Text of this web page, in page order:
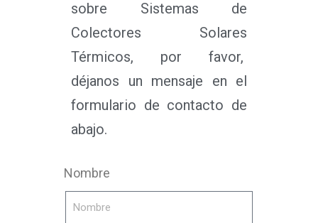
sobre Sistemas de
Colectores Solares
Térmicos, por favor,
déjanos un mensaje en el
formulario de contacto de
abajo.
Nombre